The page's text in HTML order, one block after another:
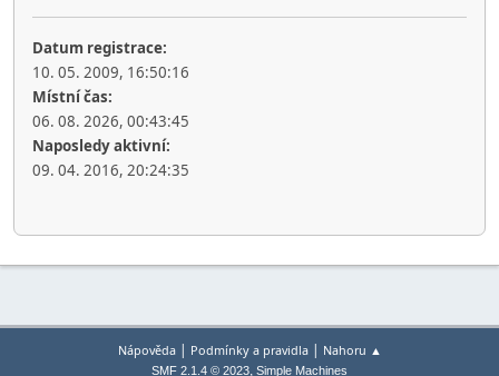
Datum registrace:
10. 05. 2009, 16:50:16
Místní čas:
06. 08. 2026, 00:43:45
Naposledy aktivní:
09. 04. 2016, 20:24:35
Nápověda| Podmínky a pravidla| Nahoru ▲
SMF 2.1.4 © 2023, Simple Machines